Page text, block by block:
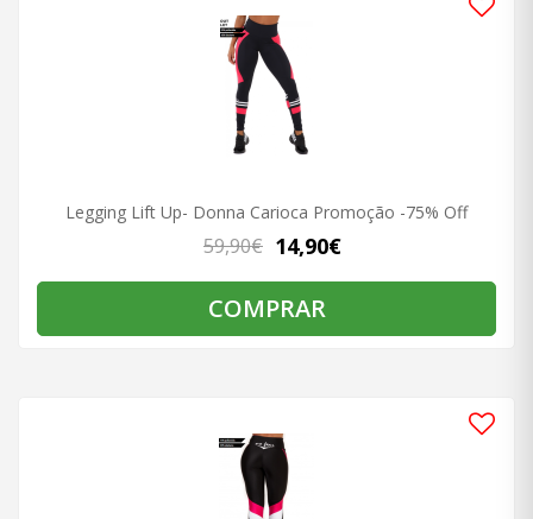
Legging Lift Up- Donna Carioca Promoção -75% Off
14,90€
59,90€
COMPRAR